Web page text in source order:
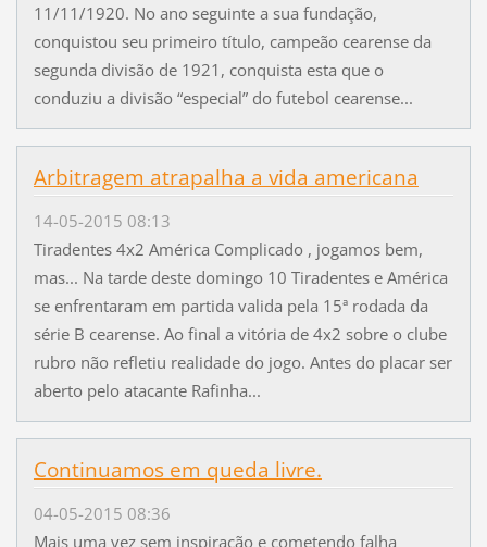
11/11/1920. No ano seguinte a sua fundação,
conquistou seu primeiro título, campeão cearense da
segunda divisão de 1921, conquista esta que o
conduziu a divisão “especial” do futebol cearense...
Arbitragem atrapalha a vida americana
14-05-2015 08:13
Tiradentes 4x2 América Complicado , jogamos bem,
mas... Na tarde deste domingo 10 Tiradentes e América
se enfrentaram em partida valida pela 15ª rodada da
série B cearense. Ao final a vitória de 4x2 sobre o clube
rubro não refletiu realidade do jogo. Antes do placar ser
aberto pelo atacante Rafinha...
Continuamos em queda livre.
04-05-2015 08:36
Mais uma vez sem inspiração e cometendo falha